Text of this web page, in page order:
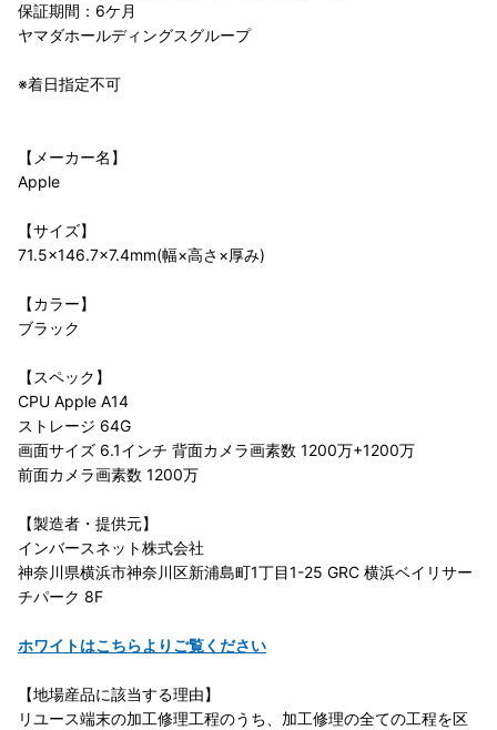
保証期間：6ケ月
ヤマダホールディングスグループ
※着日指定不可
【メーカー名】
Apple
【サイズ】
71.5×146.7×7.4mm(幅×高さ×厚み)
【カラー】
ブラック
【スペック】
CPU Apple A14
ストレージ 64G
画面サイズ 6.1インチ 背面カメラ画素数 1200万+1200万
前面カメラ画素数 1200万
【製造者・提供元】
インバースネット株式会社
神奈川県横浜市神奈川区新浦島町1丁目1-25 GRC 横浜ベイリサー
チパーク 8F
ホワイトはこちらよりご覧ください
【地場産品に該当する理由】
リユース端末の加工修理工程のうち、加工修理の全ての工程を区